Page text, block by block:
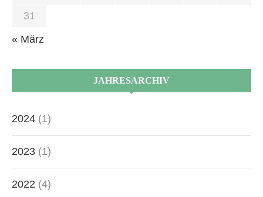
31
« März
JAHRESARCHIV
2024 (1)
2023 (1)
2022 (4)